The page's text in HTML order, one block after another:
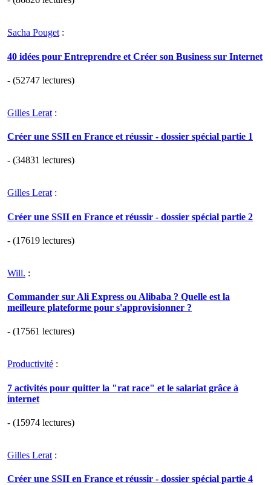
Sacha Pouget :
40 idées pour Entreprendre et Créer son Business sur Internet
- (52747 lectures)
Gilles Lerat :
Créer une SSII en France et réussir - dossier spécial partie 1
- (34831 lectures)
Gilles Lerat :
Créer une SSII en France et réussir - dossier spécial partie 2
- (17619 lectures)
Will. :
Commander sur Ali Express ou Alibaba ? Quelle est la
meilleure plateforme pour s'approvisionner ?
- (17561 lectures)
Productivité :
7 activités pour quitter la "rat race" et le salariat grâce à
internet
- (15974 lectures)
Gilles Lerat :
Créer une SSII en France et réussir - dossier spécial partie 4